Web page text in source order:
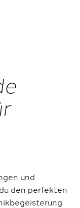
und
den perfekten